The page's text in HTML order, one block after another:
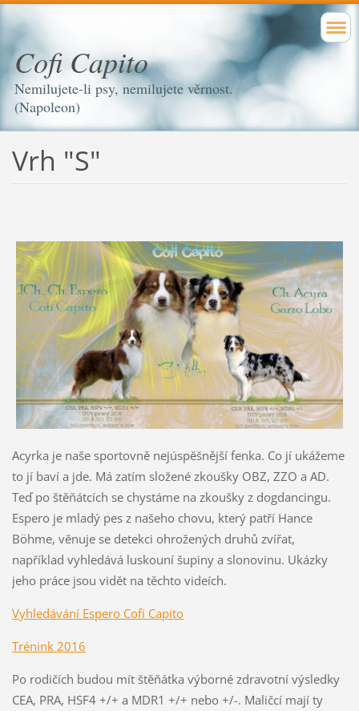
Cofi Capito
Nemilujete-li psy, nemilujete věrnost.
(Napoleon)
Vrh "S"
Acyrka je naše sportovně nejúspěšnější fenka. Co jí ukážeme
to jí baví a jde. Má zatím složené zkoušky OBZ, ZZO a AD.
Teď po štěňátcích se chystáme na zkoušky z dogdancingu.
Espero je mladý pes z našeho chovu, který patří Hance
Böhme, věnuje se detekci ohrožených druhů zvířat,
například vyhledává luskouní šupiny a slonovinu. Ukázky
jeho práce jsou vidět na těchto videích.
Vyhledávání Espero Cofi Capito
Trénink 2016
Po rodičích budou mít štěňátka výborné zdravotní výsledky
CEA, PRA, HSF4 +/+ a MDR1 +/+ nebo +/-. Maličcí mají ty